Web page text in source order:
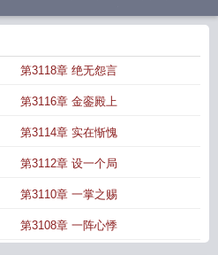
观看
第3118章 绝无怨言
第3116章 金銮殿上
第3114章 实在惭愧
第3112章 设一个局
第3110章 一掌之赐
第3108章 一阵心悸